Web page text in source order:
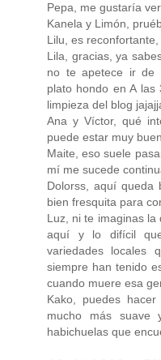
Pepa, me gustaría
Kanela y Limón,
Lilu, es
Lila, gracias, ya
no te apetece ir de
plato hondo en A
limpieza del blog
Ana y Víctor, qué
puede estar muy
Maite, eso suele
mí me sucede
Dolorss, aquí queda
bien fresquita para
Luz, ni te imaginas
aquí y lo difícil
variedades locales
siempre han tenido
cuando muere esa
Kako, puedes
mucho más suave
habichuelas que